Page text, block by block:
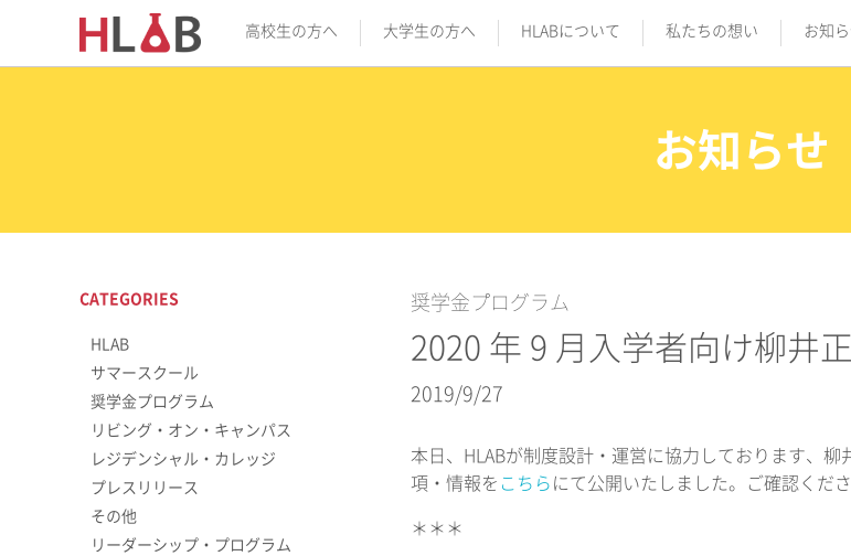
高校生の方へ 大学生の方へ HLABについて 私たちの想い お知
お知らせ
奨学金プログラム
2020 年 9 月入学者向け柳井
2019/9/27
本日、HLABが制度設計・運営に協力しております、
項・情報を こちら にて公開いたしました。ご確認くださ
＊＊＊
CATEGORIES
HLAB
サマースクール
奨学金プログラム
リビング・オン・キャンパス
レジデンシャル・カレッジ
プレスリリース
その他
リーダーシップ・プログラム